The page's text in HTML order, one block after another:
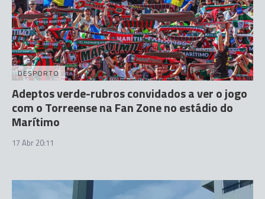
DESPORTO
Adeptos verde-rubros convidados a ver o jogo
com o Torreense na Fan Zone no estádio do
Marítimo
17 Abr 20:11